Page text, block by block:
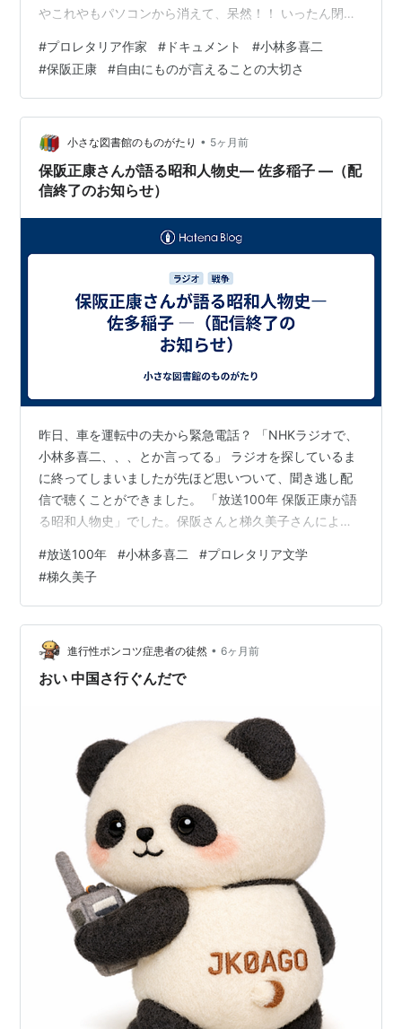
やこれやもパソコンから消えて、呆然！！ いったん閉じ
「保存しますか/キャンセルしますか」みたいなことを尋
ねるのでわからないままに選択したのが大失敗でした。
＊＊＊ ＮＨＫアーカイブス平成3年（1991年）86歳の佐
多さんを見つけました。 あの人に会いたい「佐多稲子」
（3分ほどです）https://www2.nhk.or.jp/archives/a…
#プロレタリア作家 # ドキュメント #小林多喜二
#保阪正康 #自由にものが言えることの大切さ
小さな図書館のものがたり • 5ヶ月前
保阪正康さんが語る昭和人物史― 佐多稲子 ―（配
信終了のお知らせ）
昨日、車を運転中の夫から緊急電話？ 「NHKラジオで、
小林多喜二、、、とか言ってる」 ラジオを探しているま
に終ってしまいましたが先ほど思いついて、聞き逃し配
信で聴くことができました。 「放送100年 保阪正康が語
る昭和人物史」でした。保阪さんと梯久美子さんによる
年8月2日、79歳、1985年9月22日、81歳の佐多さんの声
がありました。聴きながらメモをとりました。が、今か
ら出かけなければならないので急ぎお知らせします。 今
日の午後７:３０に配信が終了するようです。 お時間のあ
る方はぜひお聴きくださいませ。
#放送100年 #小林多喜二 #プロレタリア文学
#梯久美子
進行性ポンコツ症患者の徒然 • 6ヶ月前
おい 中国さ行ぐんだで